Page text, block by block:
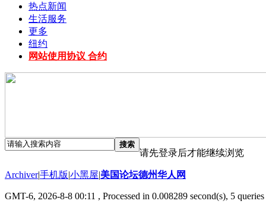
热点新闻
生活服务
更多
纽约
网站使用协议 合约
搜索
请先登录后才能继续浏览
Archiver|手机版|小黑屋|美国论坛德州华人网
GMT-6, 2026-8-8 00:11 , Processed in 0.008289 second(s), 5 queries